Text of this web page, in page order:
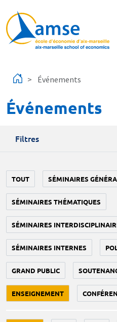
Événements
Événements
Filtres
TOUT SÉMINAIRES
SÉMINAIRES THÉMATIQUES
SÉMINAIRES
SÉMINAIRES INTERNES
GRAND PUBLIC
ENSEIGNEMENT